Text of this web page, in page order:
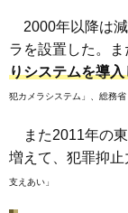
2000年以降は減
ラを設置した。ま
りシステムを導
犯カメラシステム」 、 総務省
また2011年の東
増えて、犯罪抑止
支えあい」